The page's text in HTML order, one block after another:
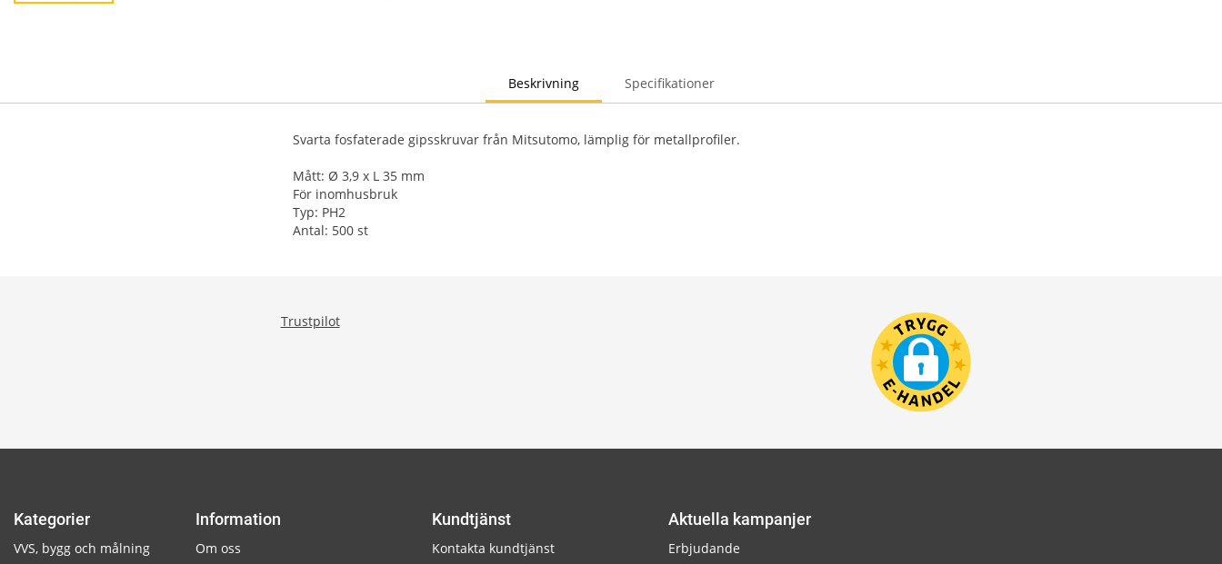
Beskrivning Specifikationer
Svarta fosfaterade gipsskruvar från Mitsutomo, lämplig för metallprofiler.
Mått: Ø 3,9 x L 35 mm
För inomhusbruk
Typ: PH2
Antal: 500 st
Trustpilot
Kategorier
VVS, bygg och målning
Information
Om oss
Kundtjänst
Kontakta kundtjänst
Aktuella kampanjer
Erbjudande